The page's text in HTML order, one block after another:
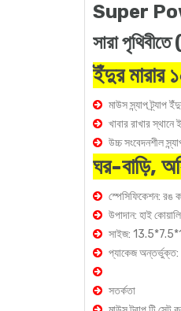
Super
সারা
ইঁদুর মারার
মাউস স্ন্যাপ ট্র্যাপ
খাবার রাখার
উচ্চ সংবেদনশীল
ঘর-বাড়ি,
স্পেসিফিকেশন: রঙ
উপাদান: হাই
সাইজ:
প্যাকেজ অন্তর্ভুক্ত:
সতর্কতা